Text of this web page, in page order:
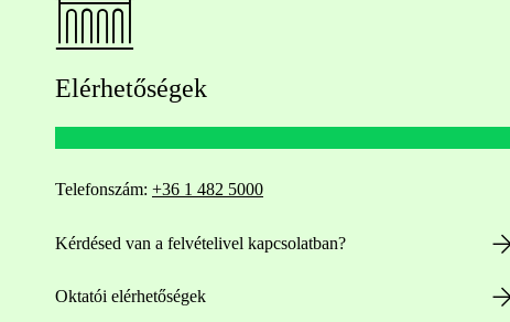
Elérhetőségek
Telefonszám: +36 1 482 5000
Kérdésed van a felvételivel kapcsolatban?
Oktatói elérhetőségek